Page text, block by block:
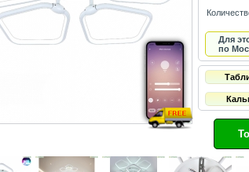
Для
по